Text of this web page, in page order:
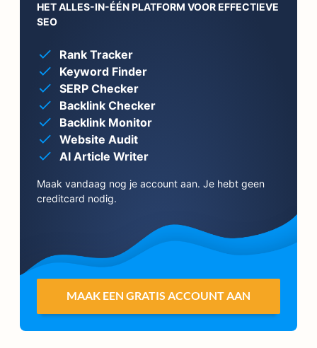
HET ALLES-IN-ÉÉN PLATFORM VOOR EFFECTIEVE
SEO
Rank Tracker
Keyword Finder
SERP Checker
Backlink Checker
Backlink Monitor
Website Audit
AI Article Writer
Maak vandaag nog je account aan. Je hebt geen
creditcard nodig.
MAAK EEN GRATIS ACCOUNT AAN